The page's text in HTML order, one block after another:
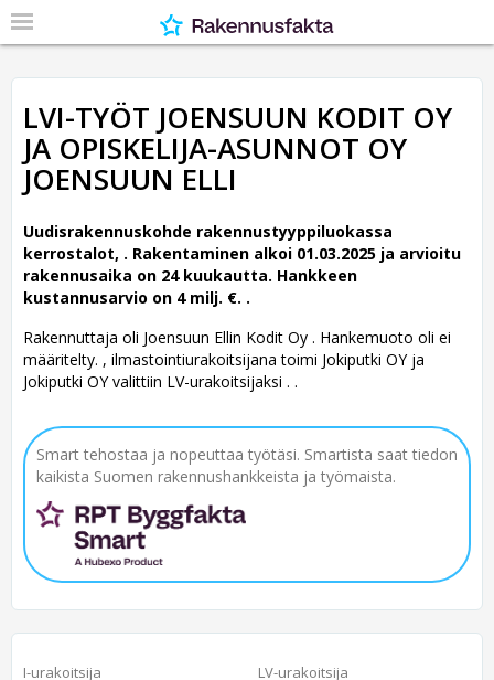
LVI-TYÖT JOENSUUN KODIT OY
JA OPISKELIJA-ASUNNOT OY
JOENSUUN ELLI
Uudisrakennuskohde rakennustyyppiluokassa
kerrostalot, . Rakentaminen alkoi 01.03.2025 ja arvioitu
rakennusaika on 24 kuukautta. Hankkeen
kustannusarvio on 4 milj. €. .
Rakennuttaja oli Joensuun Ellin Kodit Oy . Hankemuoto oli ei
määritelty. , ilmastointiurakoitsijana toimi Jokiputki OY ja
Jokiputki OY valittiin LV-urakoitsijaksi . .
Smart tehostaa ja nopeuttaa työtäsi. Smartista saat tiedon
kaikista Suomen rakennushankkeista ja työmaista.
I-urakoitsija
LV-urakoitsija